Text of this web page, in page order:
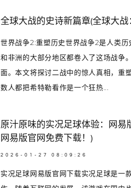
全球大战的史诗新篇章(全球大战
世界战争2:重塑历史世界战争2是人类
和非洲的大部分地区都卷入了这场战争
面。本文将探讨二战中的惊人真相，重
数人都把希特勒看作是一个狂热...
原汁原味的实况足球体验：网易
网易版官网免费下载！)
2026-01-27 08:09:26
实况足球网易版官网下载实况足球是